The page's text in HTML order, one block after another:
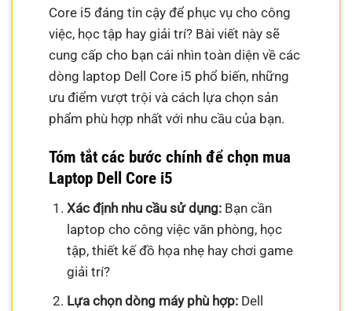
Core i5 đáng tin cậy để phục vụ cho công
việc, học tập hay giải trí? Bài viết này sẽ
cung cấp cho bạn cái nhìn toàn diện về các
dòng laptop Dell Core i5 phổ biến, những
ưu điểm vượt trội và cách lựa chọn sản
phẩm phù hợp nhất với nhu cầu của bạn.
Tóm tắt các bước chính để chọn mua
Laptop Dell Core i5
Xác định nhu cầu sử dụng:Bạn cần
laptop cho công việc văn phòng, học
tập, thiết kế đồ họa nhẹ hay chơi game
giải trí?
Lựa chọn dòng máy phù hợp:Dell